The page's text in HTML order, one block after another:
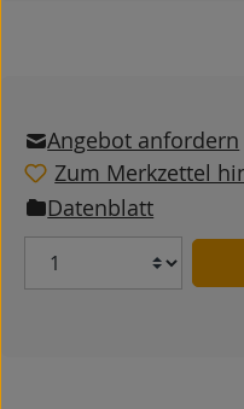
Angebot anfordern
Zum Merkzettel
Datenblatt
Anzahl